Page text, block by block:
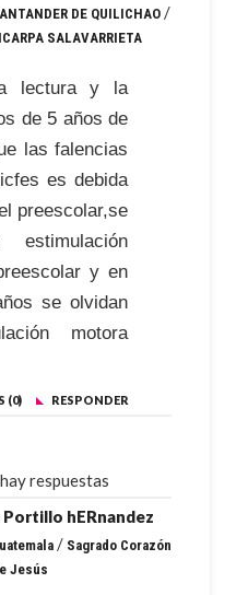
DE QUILICHAO /
SALAVARRIETA
lectura y la
de 5 años de
las falencias
es debida
preescolar,se
y en
se olvidan
motora
(0) RESPONDER
respuestas
Portillo hERnandez
/ Sagrado Corazón
Jesús